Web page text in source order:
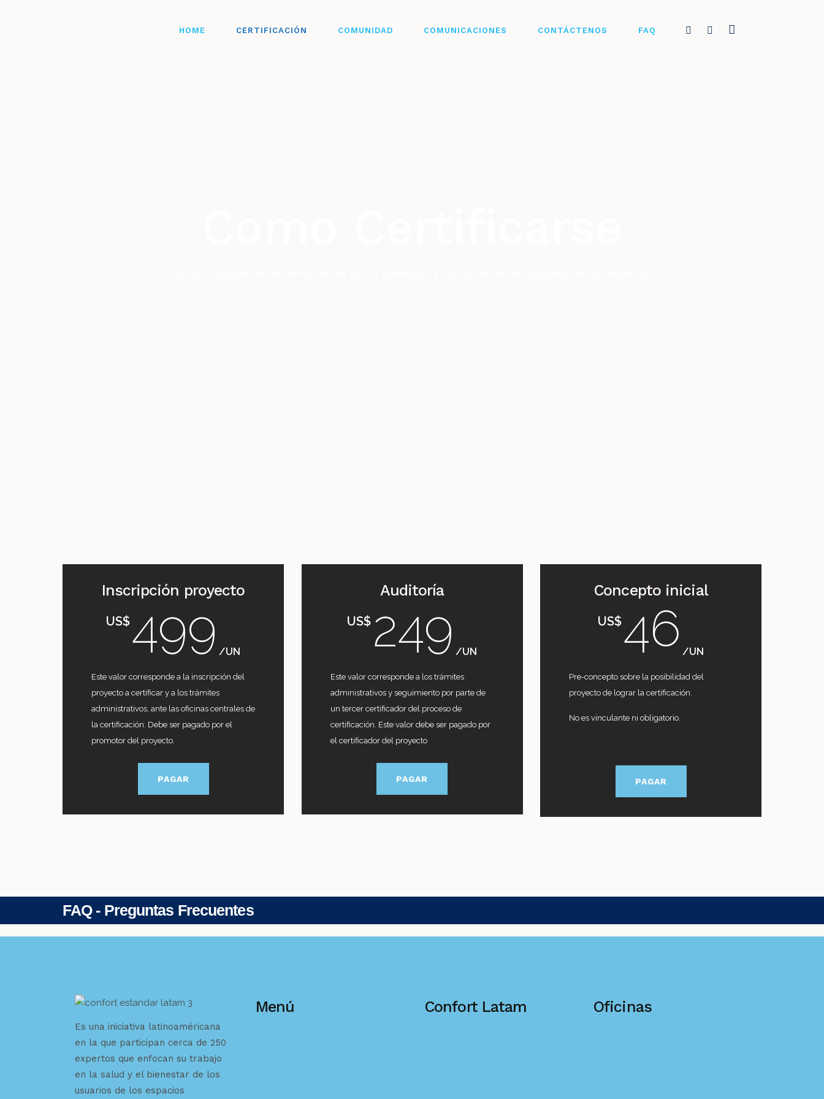
HOME CERTIFICACIÓN COMUNIDAD COMUNICACIONES CONTÁCTENOS FAQ
Inscripción proyecto
US$499 /UN
Este valor corresponde a la inscripción del
proyecto a certificar y a los trámites
administrativos, ante las oficinas centrales de
la certificación. Debe ser pagado por el
promotor del proyecto.
PAGAR
Auditoría
US$ 249 /UN
Este valor corresponde a los trámites
administrativos y seguimiento por parte de
un tercer certificador del proceso de
certificación. Este valor debe ser pagado por
el certificador del proyecto
PAGAR
Concepto inicial
US$46 /UN
Pre-concepto sobre la posibilidad del
proyecto de lograr la certificación.
No es vinculante ni obligatorio.
PAGAR
FAQ - Preguntas Frecuentes
Es una iniciativa latinoaméricana
en la que participan cerca de 250
expertos que enfocan su trabajo
en la salud y el bienestar de los
usuarios de los espacios
Menú Confort Latam Oficinas